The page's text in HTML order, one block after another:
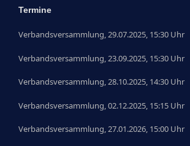
Termine
Verbandsversammlung, 29.07.2025, 15:30 Uhr
Verbandsversammlung, 23.09.2025, 15:30 Uhr
Verbandsversammlung, 28.10.2025, 14:30 Uhr
Verbandsversammlung, 02.12.2025, 15:15 Uhr
Verbandsversammlung, 27.01.2026, 15:00 Uhr